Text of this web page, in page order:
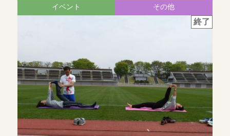
イベント その他
終了